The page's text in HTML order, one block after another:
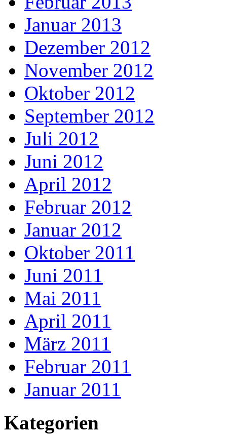
Januar 2013
Dezember 2012
November 2012
Oktober 2012
September 2012
Juli 2012
Juni 2012
April 2012
Februar 2012
Januar 2012
Oktober 2011
Juni 2011
Mai 2011
April 2011
März 2011
Februar 2011
Januar 2011
Kategorien